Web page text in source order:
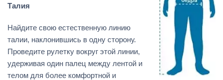
Талия
Найдите свою естественную линию
талии, наклонившись в одну сторону.
Проведите рулетку вокруг этой линии,
удерживая один палец между лентой и
телом для более комфортной и